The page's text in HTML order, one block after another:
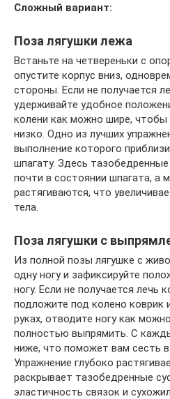
Сложный вариант:
Поза лягушки лежа
Встаньте на четвереньки с
опустите корпус вниз,
стороны. Если не получается
удерживайте удобное
колени как можно шире, чтобы
низко. Одно из лучших
выполнение которого
шпагату. Здесь
почти в состоянии шпагата, а
растягиваются, что
тела.
Поза лягушки с
Из полной позы лягушке с
одну ногу и зафиксируйте
ногу. Если не получается лечь
подложите под колено коврик
руках, отводите ногу как
полностью выпрямить. С
ниже, что поможет вам сесть в
Упражнение глубоко
раскрывает тазобедренные
эластичность связок и